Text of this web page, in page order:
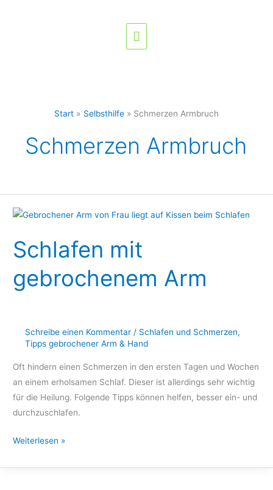
Start Selbsthilfe Schmerzen Armbruch
Schmerzen Armbruch
Schlafen mit
gebrochenem Arm
Schreibe einen Kommentar / Schlafen und Schmerzen,
Tipps gebrochener Arm & Hand
Oft hindern einen Schmerzen in den ersten Tagen und Wochen
an einem erholsamen Schlaf. Dieser ist allerdings sehr wichtig
für die Heilung. Folgende Tipps können helfen, besser ein- und
durchzuschlafen.
Schlafen
gebrochenem
Arm
Weiterlesen »